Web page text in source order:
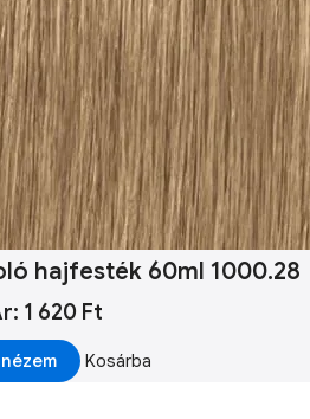
hajfesték 60ml 1000.28
1 620 Ft
Kosárba